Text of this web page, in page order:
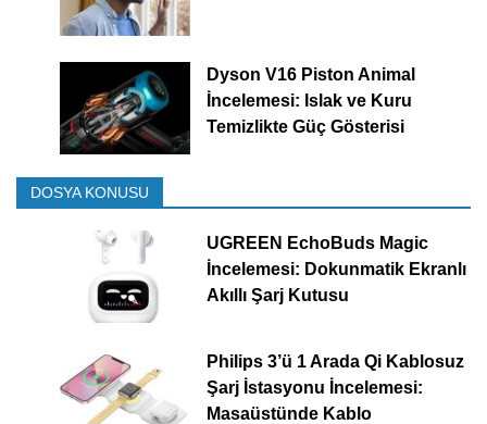
Dyson V16 Piston Animal
İncelemesi: Islak ve Kuru
Temizlikte Güç Gösterisi
DOSYA KONUSU
UGREEN EchoBuds Magic
İncelemesi: Dokunmatik Ekranlı
Akıllı Şarj Kutusu
Philips 3’ü 1 Arada Qi Kablosuz
Şarj İstasyonu İncelemesi:
Masaüstünde Kablo